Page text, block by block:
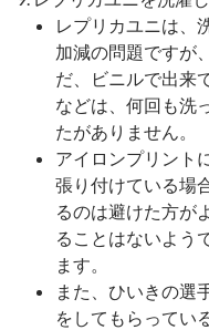
レプリカユニは、
加減の問題ですが
だ、ビニルで出来
などは、何回も洗
たがありません。
アイロンプリント
張り付けている場
るのは避けた方が
ることはないよう
ます。
また、ひいきの選
をしてもらってい